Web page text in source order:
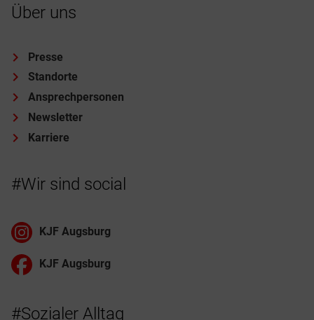
Über uns
Presse
Standorte
Ansprechpersonen
Newsletter
Karriere
#Wir sind social
KJF Augsburg
KJF Augsburg
#Sozialer Alltag